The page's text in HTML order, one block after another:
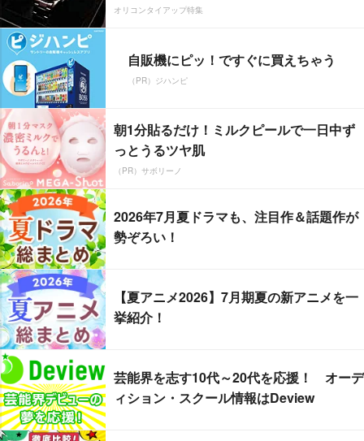
オリコンタイアップ特集
自販機にピッ！ですぐに買えちゃう
（PR）ジハンピ
朝1分貼るだけ！ミルクピールで一日中ず
っとうるツヤ肌
（PR）サボリーノ
2026年7月夏ドラマも、注目作＆話題作が
勢ぞろい！
【夏アニメ2026】7月期夏の新アニメを一
挙紹介！
芸能界を志す10代～20代を応援！ オーデ
ィション・スクール情報はDeview